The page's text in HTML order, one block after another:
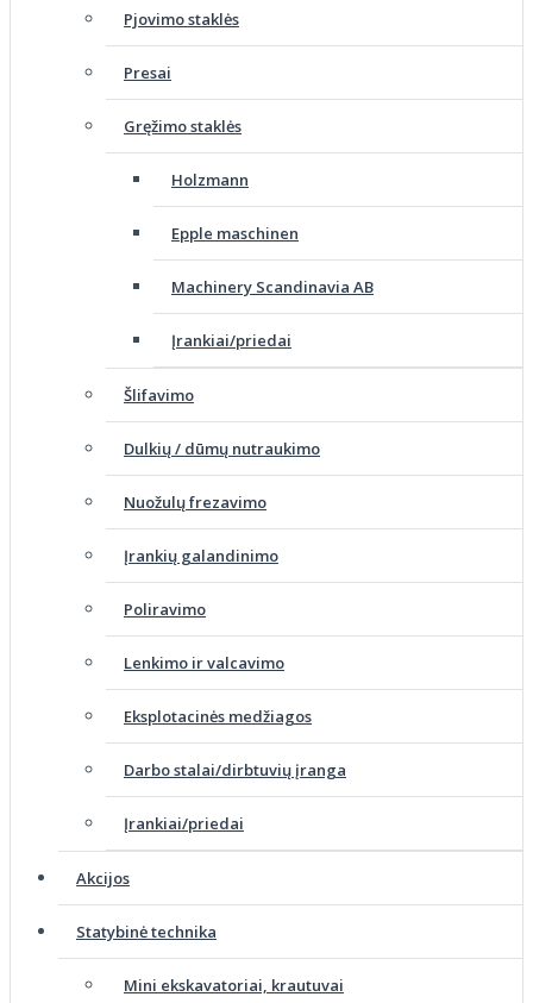
Pjovimo staklės
Presai
Gręžimo staklės
Holzmann
Epple maschinen
Machinery Scandinavia AB
Įrankiai/priedai
Šlifavimo
Dulkių / dūmų nutraukimo
Nuožulų frezavimo
Įrankių galandinimo
Poliravimo
Lenkimo ir valcavimo
Eksplotacinės medžiagos
Darbo stalai/dirbtuvių įranga
Įrankiai/priedai
Akcijos
Statybinė technika
Mini ekskavatoriai, krautuvai